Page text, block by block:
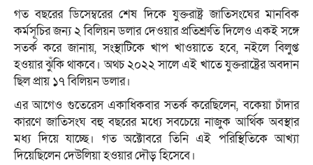
গত বছরের ডিসেম্বরের শেষ দিকে যুক্তরাষ্ট্র জাতিসংঘের মানবিক
কর্মসূচির জন্য ২ বিলিয়ন ডলার দেওয়ার প্রতিশ্রুতি দিলেও একই সঙ্গে
সতর্ক করে জানায়, সংস্থাটিকে খাপ খাওয়াতে হবে, নইলে বিলুপ্ত
হওয়ার ঝুঁকি থাকবে। অথচ ২০২২ সালে এই খাতে যুক্তরাষ্ট্রের অবদান
ছিল প্রায় ১৭ বিলিয়ন ডলার।
এর আগেও গুতেরেস একাধিকবার সতর্ক করেছিলেন, বকেয়া চাঁদার
কারণে জাতিসংঘ বহু বছরের মধ্যে সবচেয়ে নাজুক আর্থিক অবস্থার
মধ্য দিয়ে যাচ্ছে। গত অক্টোবরে তিনি এই পরিস্থিতিকে আখ্যা
দিয়েছিলেন দেউলিয়া হওয়ার দৌড় হিসেবে।